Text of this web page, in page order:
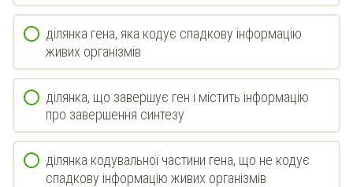
ділянка гена, яка кодує спадкову інформацію
живих організмів
ділянка, що завершує ген і містить інформацію
про завершення синтезу
ділянка кодувальної частини гена, що не кодує
спадкову інформацію живих організмів